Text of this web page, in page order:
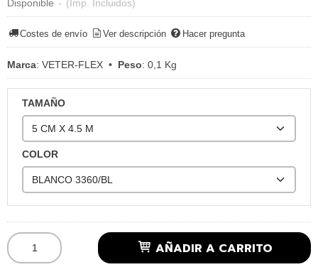
Disponible - (Imp. Incluidos)
Costes de envío Ver descripción Hacer pregunta
Marca: VETER-FLEX • Peso: 0,1 Kg
TAMAÑO
COLOR
AÑADIR A CARRITO